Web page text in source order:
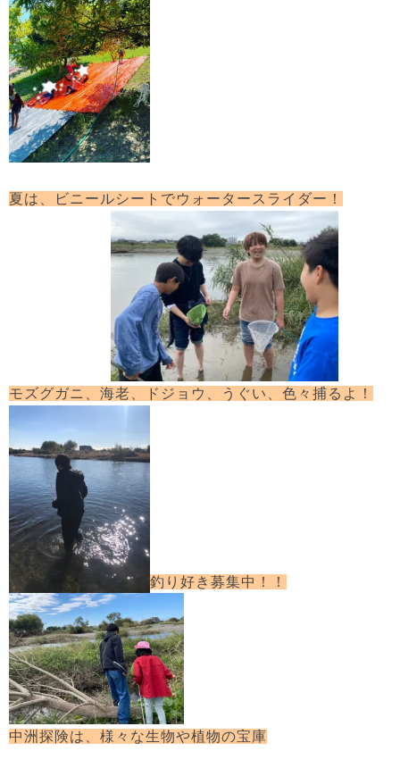
夏は、ビニールシートでウォータースライダー！
モズグガニ、海老、ドジョウ、うぐい、色々捕るよ！
釣り好き募集中！！
中洲探険は、様々な生物や植物の宝庫